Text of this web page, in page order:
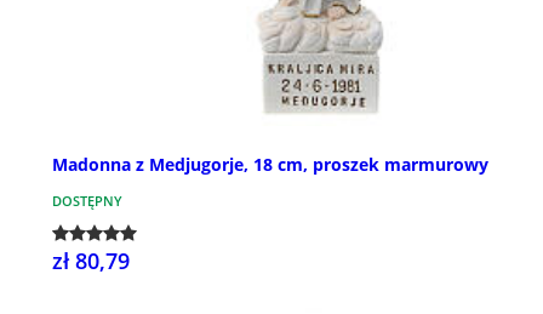
Madonna z Medjugorje, 18 cm, proszek marmurowy
DOSTĘPNY
zł 80,79